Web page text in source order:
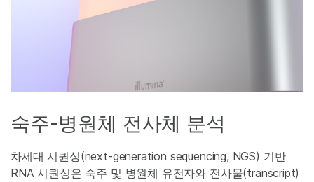
숙주-병원체 전사체 분석
차세대 시퀀싱(next-generation sequencing, NGS) 기반
RNA 시퀀싱은 숙주 및 병원체 유전자와 전사물(transcript)